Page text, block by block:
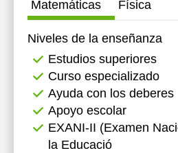
Matemáticas Física
Niveles de la enseñanza
Estudios superiores
Curso especializado
Ayuda con los deberes
Apoyo escolar
EXANI-II (Examen
la Educació